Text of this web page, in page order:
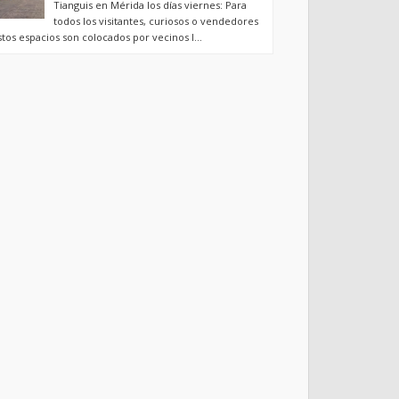
Tianguis en Mérida los días viernes: Para
todos los visitantes, curiosos o vendedores
espacios son colocados por vecinos l...